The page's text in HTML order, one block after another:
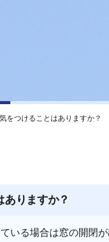
をつけることはありますか？
りますか？
いる場合は窓の開閉が